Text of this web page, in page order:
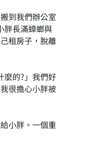
到我們辦公室
胖長滿蟑螂與
租房子，脫離
麼的?」我們好
很擔心小胖被
小胖。一個重